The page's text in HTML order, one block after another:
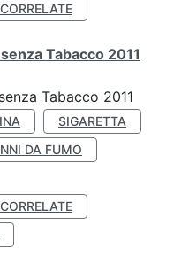
Tabacco 2011
Tabacco 2011
SIGARETTA
DA FUMO